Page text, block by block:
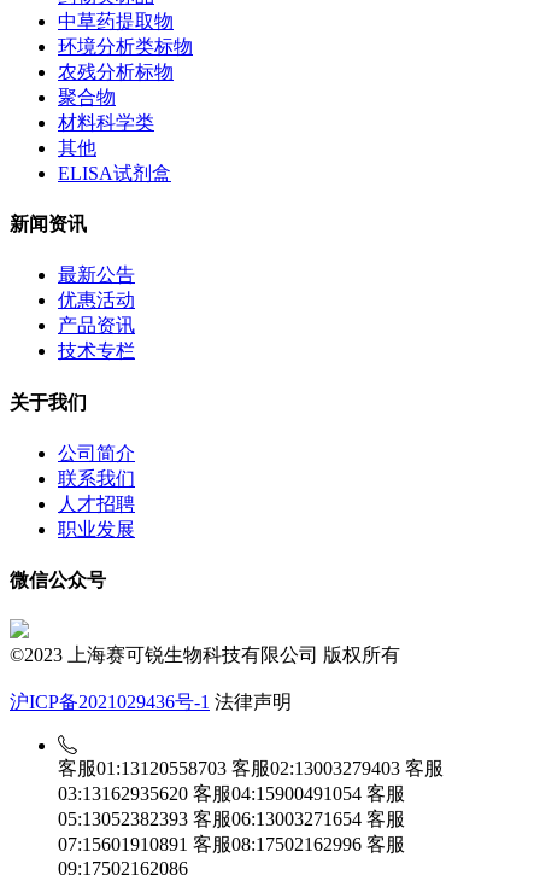
中草药提取物
环境分析类标物
农残分析标物
聚合物
材料科学类
其他
ELISA试剂盒
新闻资讯
最新公告
优惠活动
产品资讯
技术专栏
关于我们
公司简介
联系我们
人才招聘
职业发展
微信公众号
©2023 上海赛可锐生物科技有限公司 版权所有
沪ICP备2021029436号-1 法律声明
客服01:13120558703 客服02:13003279403 客服
03:13162935620 客服04:15900491054 客服
05:13052382393 客服06:13003271654 客服
07:15601910891 客服08:17502162996 客服
09:17502162086